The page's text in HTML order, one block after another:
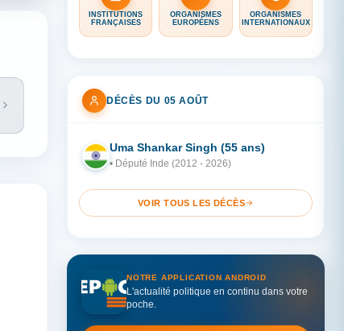
INSTITUTIONS
FRANÇAISES
ORGANISMES
EUROPÉENS
ORGANISMES
INTERNATIONAUX
DÉCÈS DU 05 AOÛT
IN
Uma Shankar Singh (55 ans)
• Député Inde (2012 - 2026)
VOIR TOUS LES DÉCÈS
NOTRE APPLICATION ANDROID
L'actualité politique en continu dans votre
poche.